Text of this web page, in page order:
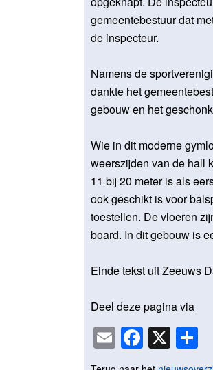
gemeentebestuur dat
de inspecteur.
Namens de
dankte het
gebouw en het
Wie in dit moderne
weerszijden van de hall
11 bij 20 meter is als
ook geschikt is voor
toestellen. De vloeren
board. In dit gebouw is
Einde tekst uit Zeeuws
Deel deze pagina via
EmailX